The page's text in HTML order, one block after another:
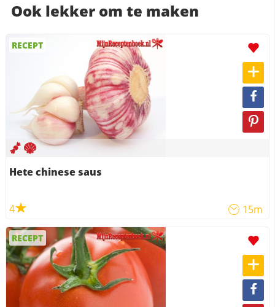
Ook lekker om te maken
RECEPT
Hete chinese saus
4 15m
RECEPT